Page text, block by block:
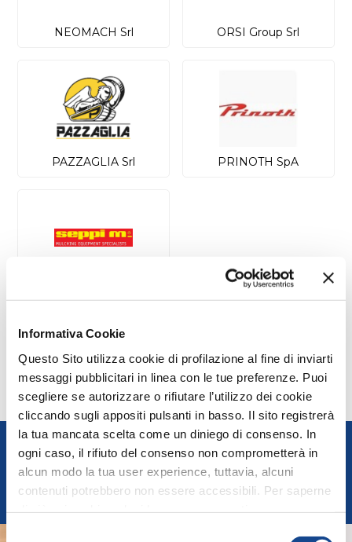
Informativa Cookie
Questo Sito utilizza cookie di profilazione al fine di inviarti
messaggi pubblicitari in linea con le tue preferenze. Puoi
scegliere se autorizzare o rifiutare l’utilizzo dei cookie
cliccando sugli appositi pulsanti in basso. Il sito registrerà
la tua mancata scelta come un diniego di consenso. In
ogni caso, il rifiuto del consenso non comprometterà in
alcun modo la tua user experience, tuttavia, alcuni
contenuti potrebbero non essere accessibili. Per saperne
NEOMACH Srl ORSI Group Srl
PAZZAGLIA Srl PRINOTH SpA
FEDERUNACOMA
Federazione Nazionale Costruttori Macchine per